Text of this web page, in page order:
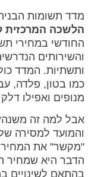
מדד תשומות
הלשכה המרכזית
החודשי במחירי
והשירותים
ותשתיות. המדד
כמו בטון, פלדה,
מנופים ואפילו
אבל למה זה
והמועד למסירה
"מקשר" את
הדבר היא שמחיר
בהתאם לשינויים